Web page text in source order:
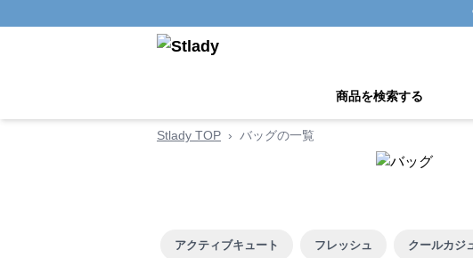
商品を検索する
Stlady TOP › バッグの一覧
アクティブキュート フレッシュ クールカジ